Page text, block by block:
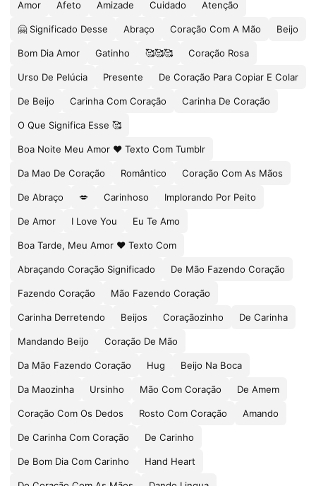
Amor Afeto Amizade Cuidado Atenção
🤗 Significado Desse Abraço Coração Com A Mão Beijo
Bom Dia Amor Gatinho 🥰🥰🥰 Coração Rosa
Urso De Pelúcia Presente De Coração Para Copiar E Colar
De Beijo Carinha Com Coração Carinha De Coração
O Que Significa Esse 🥰
Boa Noite Meu Amor ❤ Texto Com Tumblr
Da Mao De Coração Romântico Coração Com As Mãos
De Abraço 💋 Carinhoso Implorando Por Peito
De Amor I Love You Eu Te Amo
Boa Tarde, Meu Amor ❤ Texto Com
Abraçando Coração Significado De Mão Fazendo Coração
Fazendo Coração Mão Fazendo Coração
Carinha Derretendo Beijos Coraçãozinho De Carinha
Mandando Beijo Coração De Mão
Da Mão Fazendo Coração Hug Beijo Na Boca
Da Maozinha Ursinho Mão Com Coração De Amem
Coração Com Os Dedos Rosto Com Coração Amando
De Carinha Com Coração De Carinho
De Bom Dia Com Carinho Hand Heart